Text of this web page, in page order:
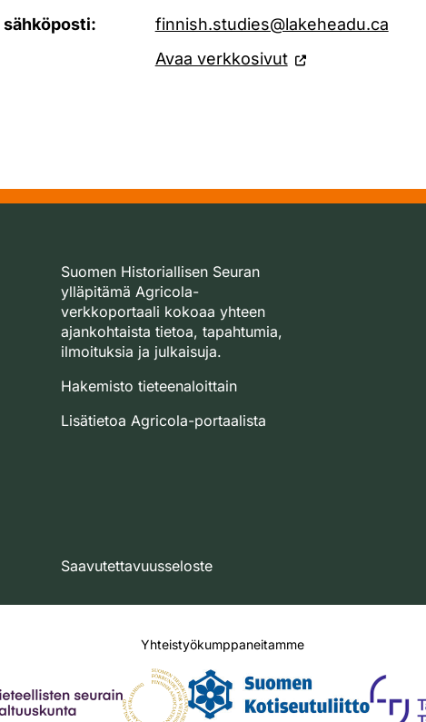
finnish.studies@lakeheadu.ca
Avaa verkkosivut
Suomen Historiallisen Seuran
ylläpitämä Agricola-
verkkoportaali kokoaa yhteen
ajankohtaista tietoa, tapahtumia,
ilmoituksia ja julkaisuja.
Hakemisto tieteenaloittain
Lisätietoa Agricola-portaalista
Saavutettavuusseloste
Yhteistyökumppaneitamme